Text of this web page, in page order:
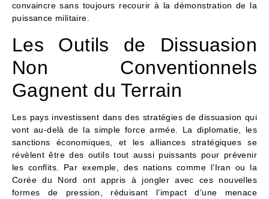
convaincre sans toujours recourir à la démonstration de la
puissance militaire.
Les Outils de Dissuasion
Non Conventionnels
Gagnent du Terrain
Les pays investissent dans des stratégies de dissuasion qui
vont au-delà de la simple force armée. La diplomatie, les
sanctions économiques, et les alliances stratégiques se
révèlent être des outils tout aussi puissants pour prévenir
les conflits. Par exemple, des nations comme l’Iran ou la
Corée du Nord ont appris à jongler avec ces nouvelles
formes de pression, réduisant l’impact d’une menace